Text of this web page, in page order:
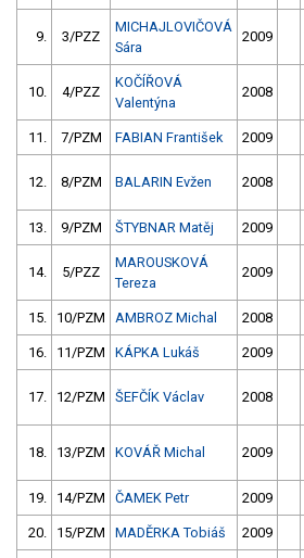
9. 3/PZZ
MICHAJLOVIČOVÁ
Sára
2009
10. 4/PZZ
KOČÍŘOVÁ
Valentýna
2008
11. 7/PZM FABIAN František 2009
12. 8/PZM BALARIN Evžen 2008
13. 9/PZM ŠTYBNAR Matěj 2009
14. 5/PZZ
MAROUSKOVÁ
Tereza
2009
15. 10/PZM AMBROZ Michal 2008
16. 11/PZM KÁPKA Lukáš 2009
17. 12/PZM ŠEFČÍK Václav 2008
18. 13/PZM KOVÁŘ Michal 2009
19. 14/PZM ČAMEK Petr 2009
20. 15/PZM MADĚRKA Tobiáš 2009